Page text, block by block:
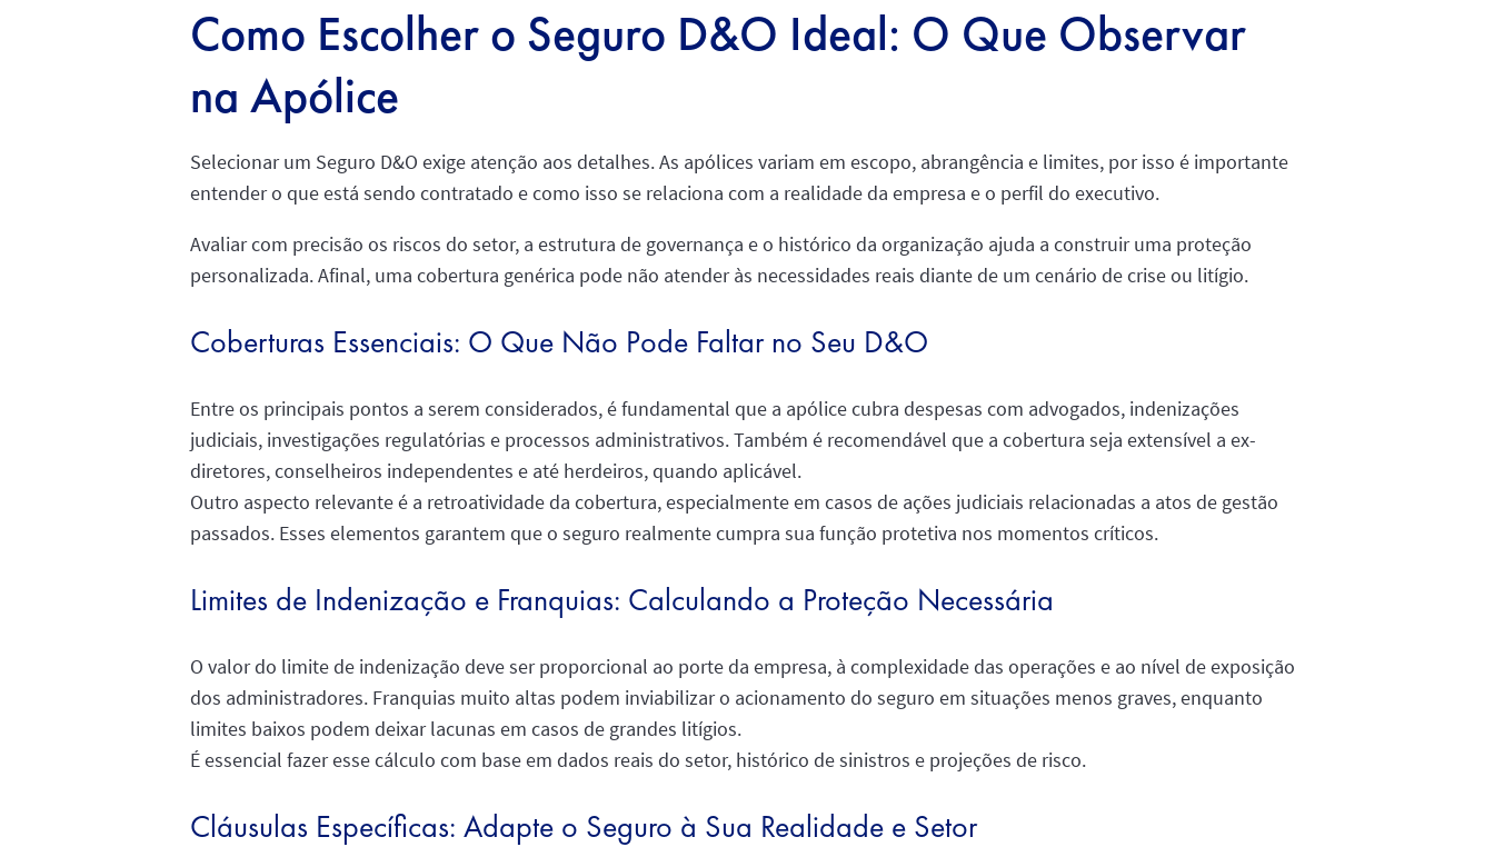
Como Escolher o Seguro D&O Ideal: O Que Observar
na Apólice
Selecionar um Seguro D&O exige atenção aos detalhes. As apólices variam em escopo, abrangência e limites, por isso é importante
entender o que está sendo contratado e como isso se relaciona com a realidade da empresa e o perfil do executivo.
Avaliar com precisão os riscos do setor, a estrutura de governança e o histórico da organização ajuda a construir uma proteção
personalizada. Afinal, uma cobertura genérica pode não atender às necessidades reais diante de um cenário de crise ou litígio.
Coberturas Essenciais: O Que Não Pode Faltar no Seu D&O
Entre os principais pontos a serem considerados, é fundamental que a apólice cubra despesas com advogados, indenizações
judiciais, investigações regulatórias e processos administrativos. Também é recomendável que a cobertura seja extensível a ex-
diretores, conselheiros independentes e até herdeiros, quando aplicável.
Outro aspecto relevante é a retroatividade da cobertura, especialmente em casos de ações judiciais relacionadas a atos de gestão
passados. Esses elementos garantem que o seguro realmente cumpra sua função protetiva nos momentos críticos.
Limites de Indenização e Franquias: Calculando a Proteção Necessária
O valor do limite de indenização deve ser proporcional ao porte da empresa, à complexidade das operações e ao nível de exposição
dos administradores. Franquias muito altas podem inviabilizar o acionamento do seguro em situações menos graves, enquanto
limites baixos podem deixar lacunas em casos de grandes litígios.
É essencial fazer esse cálculo com base em dados reais do setor, histórico de sinistros e projeções de risco.
Cláusulas Específicas: Adapte o Seguro à Sua Realidade e Setor